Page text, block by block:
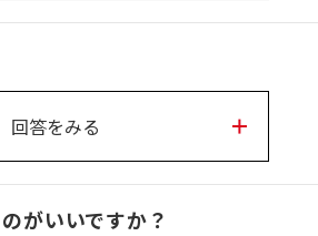
回答をみる
がいいですか？